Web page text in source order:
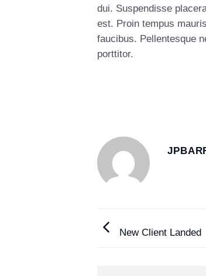
dui. Suspendisse
est. Proin tempus
faucibus. Pellentesque
porttitor.
New Client Landed